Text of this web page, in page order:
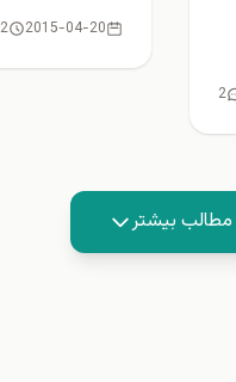
2
2015-04-20 2 دقیقه مطالعه
مطالب بیشتر